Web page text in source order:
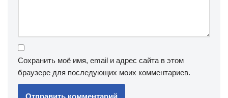
Сохранить моё имя, email и адрес сайта в этом
браузере для последующих моих комментариев.